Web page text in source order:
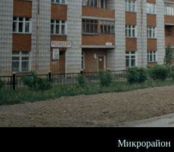
Микрорайон